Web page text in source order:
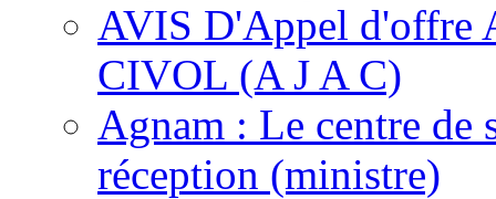
AVIS D'Appel d'offre
CIVOL (A J A C)
Agnam : Le centre de
réception (ministre)